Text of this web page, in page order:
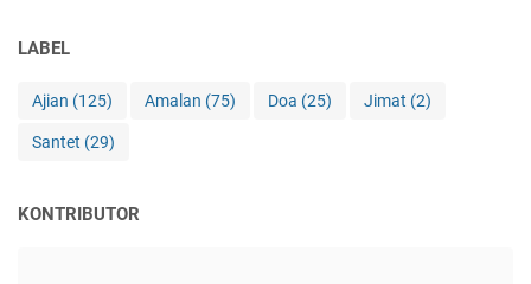
LABEL
Ajian (125) Amalan (75) Doa (25) Jimat (2)
Santet (29)
KONTRIBUTOR